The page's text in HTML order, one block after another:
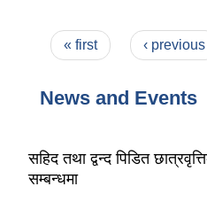
Pages
« first ‹ previous
News and Events
सहिद तथा द्वन्द पिडित
सम्बन्धमा